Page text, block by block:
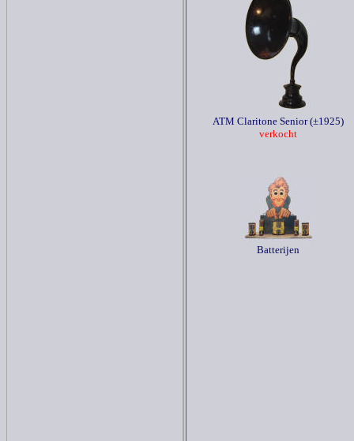
ATM Claritone Senior (±1925)
verkocht
Batterijen